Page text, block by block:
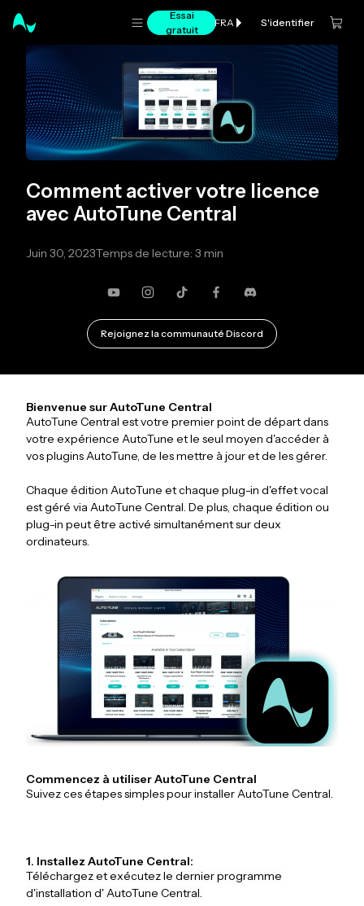
Essai
gratuit
FRA S'identifier
Comment activer votre licence
avec AutoTune Central
Juin 30, 2023Temps de lecture: 3 min
YouTubeInstagram
TikTokFacebook
Discorde
Rejoignez la communauté Discord
Bienvenue sur AutoTune Central
AutoTune Central est votre premier point de départ dans
votre expérience AutoTune et le seul moyen d'accéder à
vos plugins AutoTune, de les mettre à jour et de les gérer.
Chaque édition AutoTune et chaque plug-in d'effet vocal
est géré via AutoTune Central. De plus, chaque édition ou
plug-in peut être activé simultanément sur deux
ordinateurs.
Commencez à utiliser AutoTune Central
Suivez ces étapes simples pour installer AutoTune Central.
1. Installez AutoTune Central:
Téléchargez et exécutez le dernier programme
d'installation d' AutoTune Central.